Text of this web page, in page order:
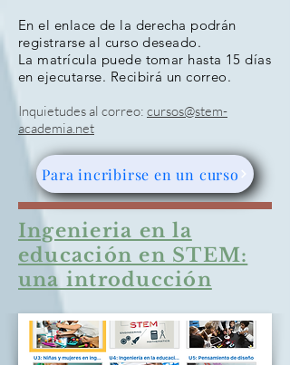
En el enlace de la derecha podrán
registrarse al curso deseado.
La matrícula puede tomar hasta 15 días
en ejecutarse. Recibirá un correo.
Inquietudes al correo: cursos@stem-
academia.net
Para incribirse en un curso
Ingenieria en la
educación en STEM:
una introducción